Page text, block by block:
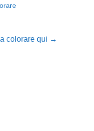
colorare qui →